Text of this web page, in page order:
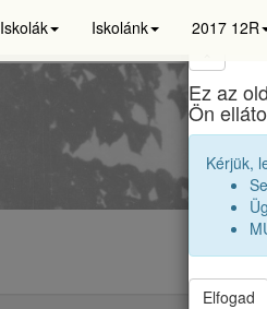
Iskolák Iskolánk 2017 12R
Ez az
Ön
Kérjük,
Elfogad